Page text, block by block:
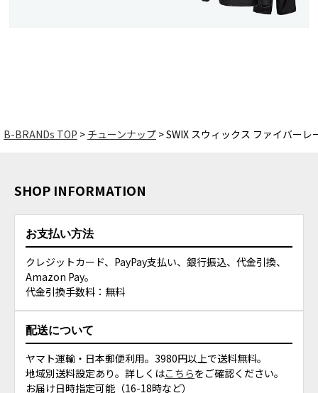
B-BRANDs TOP チューンナップ SWIX スウィックス ファイバー
SHOP INFORMATION
お支払い方法
クレジットカード、PayPay支払い、銀行振込、代金引換、
Amazon Pay。
代金引換手数料：無料
配送について
ヤマト運輸・日本郵便利用。3980円以上で送料無料。
地域別送料設定あり。詳しくはこちらをご確認ください。
お届け日時指定可能（16-18時など）